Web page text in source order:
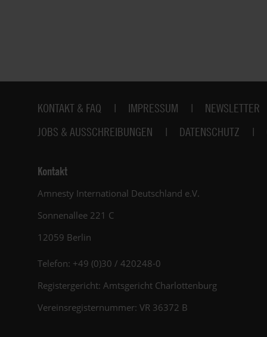
Fußbereich
KONTAKT & FAQ IMPRESSUM NEWSLETTER
JOBS & AUSSCHREIBUNGEN
DATENSCHUTZ
Kontakt
Amnesty International Deutschland e.V.
Sonnenallee 221 C
12059 Berlin
Telefon: +49 (0)30 / 420248-0
Registergericht: Amtsgericht Charlottenburg
Vereinsregisternummer: VR 36372 B